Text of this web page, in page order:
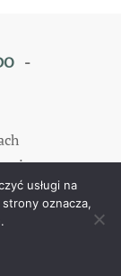
-
usługi na
oznacza,